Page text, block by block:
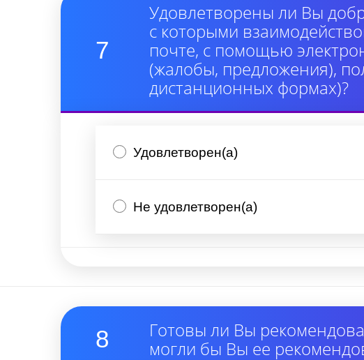
7
Удовлетворены ли Вы
с которыми
почте, с помощью
(жалобы, предложения),
дистанционных формах)?
Удовлетворен(а)
Не удовлетворен(а)
8
Готовы ли Вы
могли бы Вы ее